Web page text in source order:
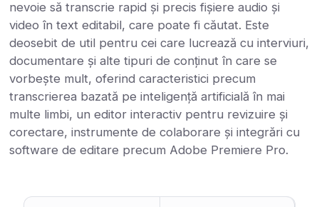
nevoie să transcrie rapid și precis fișiere audio și
video în text editabil, care poate fi căutat. Este
deosebit de util pentru cei care lucrează cu interviuri,
documentare și alte tipuri de conținut în care se
vorbește mult, oferind caracteristici precum
transcrierea bazată pe inteligență artificială în mai
multe limbi, un editor interactiv pentru revizuire și
corectare, instrumente de colaborare și integrări cu
software de editare precum Adobe Premiere Pro.